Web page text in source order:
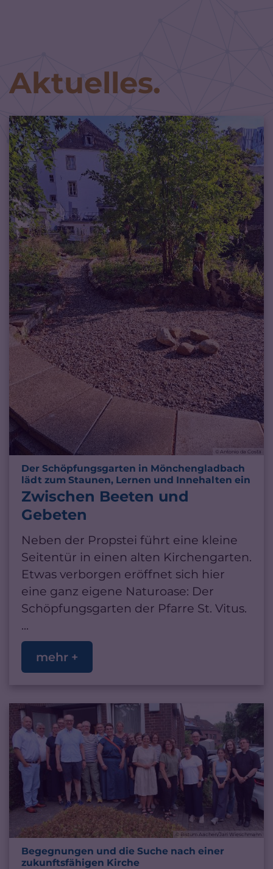
Aktuelles.
© Antonio da Costa
Der Schöpfungsgarten in Mönchengladbach
lädt zum Staunen, Lernen und Innehalten ein
Zwischen Beeten und
Gebeten
Neben der Propstei führt eine kleine
Seitentür in einen alten Kirchengarten.
Etwas verborgen eröffnet sich hier
eine ganz eigene Naturoase: Der
Schöpfungsgarten der Pfarre St. Vitus.
...
mehr +
© Bistum Aachen/Jari Wieschmann
Begegnungen und die Suche nach einer
zukunftsfähigen Kirche